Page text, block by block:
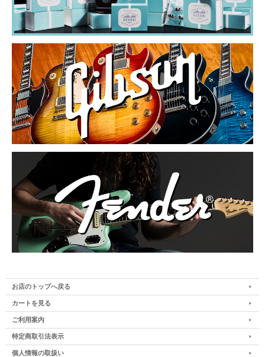
お店のトップへ戻る
カートを見る
ご利用案内
特定商取引法表示
個人情報の取扱い